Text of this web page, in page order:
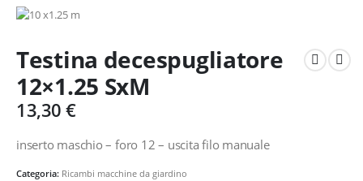
Testina decespugliatore
12×1.25 SxM
13,30€
inserto maschio – foro 12 – uscita filo manuale
Categoria: Ricambi macchine da giardino